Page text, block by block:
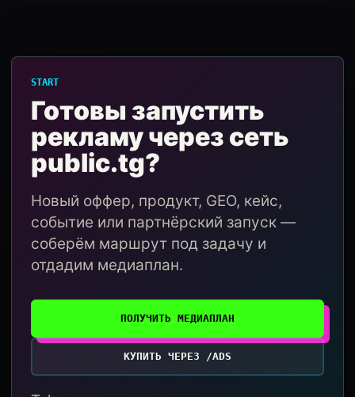
START
Готовы запустить
рекламу через сеть
public.tg?
Новый оффер, продукт, GEO, кейс,
событие или партнёрский запуск —
соберём маршрут под задачу и
отдадим медиаплан.
ПОЛУЧИТЬ МЕДИАПЛАН
КУПИТЬ ЧЕРЕЗ /ADS